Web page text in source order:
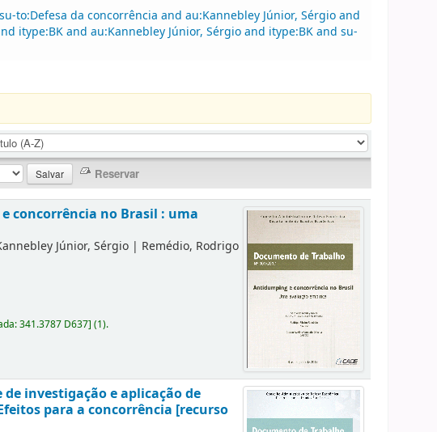
to:Defesa da concorrência and au:Kannebley Júnior, Sérgio and
itype:BK and au:Kannebley Júnior, Sérgio and itype:BK and su-
concorrência no Brasil : uma
Júnior, Sérgio | Remédio, Rodrigo
341.3787 D637](1).
investigação e aplicação de
para a concorrência [recurso